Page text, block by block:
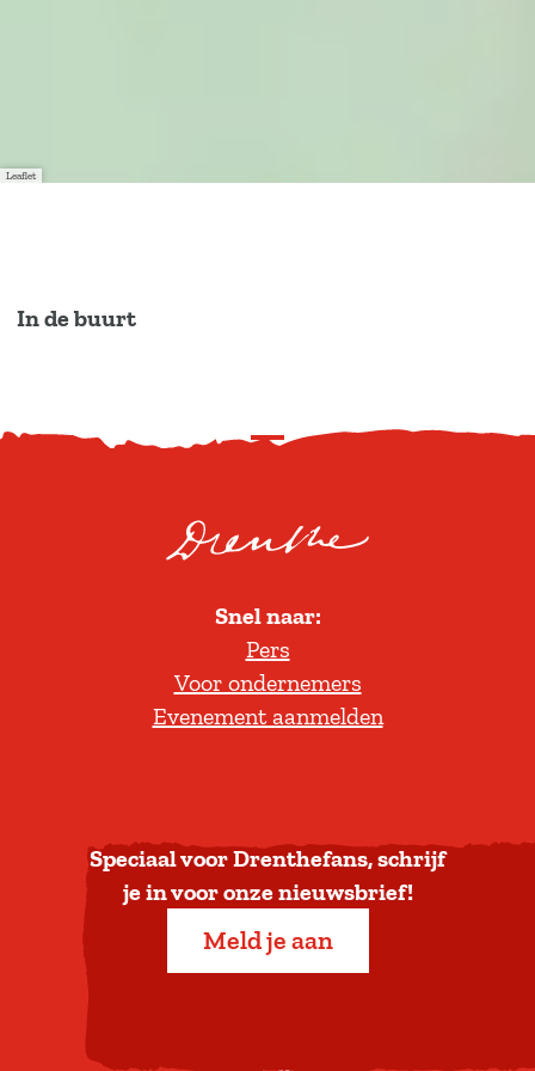
In de buurt
Leaflet
S
o
l
t
e
r
a
a
b
Snel naar:
Pers
Voor ondernemers
Evenement aanmelden
Speciaal voor Drenthefans, schrijf
je in voor onze nieuwsbrief!
Meld je aan